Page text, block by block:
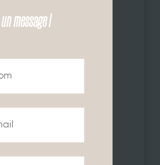
message !